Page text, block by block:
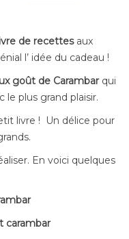
de recettesaux
l’ idée du cadeau !
goût de Carambarqui
le plus grand plaisir.
livre ! Un délice pour
En voici quelques
carambar